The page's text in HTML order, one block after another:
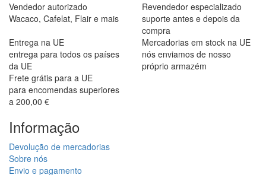
Vendedor autorizado
Wacaco, Cafelat, Flair e mais
Revendedor especializado
suporte antes e depois da
compra
Entrega na UE
entrega para todos os países
da UE
Mercadorias em stock na UE
nós enviamos de nosso
próprio armazém
Frete grátis para a UE
para encomendas superiores
a 200,00 €
Informação
Devolução de mercadorias
Sobre nós
Envio e pagamento